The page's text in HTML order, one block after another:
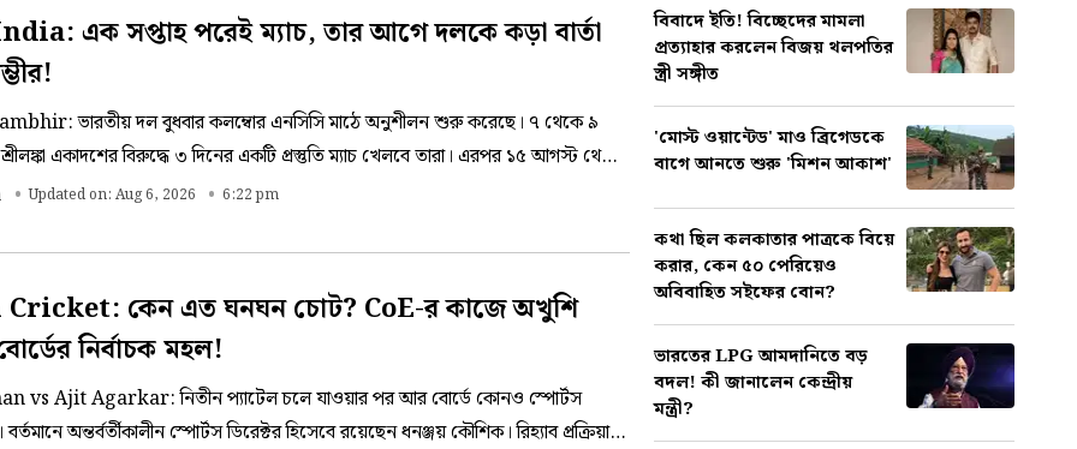
এক সপ্তাহ পরেই ম্যাচ, তার আগে দলকে কড়া বার্তা
ভারতীয় দল বুধবার কলম্বোর এনসিসি মাঠে অনুশীলন শুরু করেছে। ৭ থেকে ৯
একাদশের বিরুদ্ধে ৩ দিনের একটি প্রস্তুতি ম্যাচ খেলবে তারা। এরপর ১৫ আগস্ট থেকে
দ্বিতীয় টেস্টটি শুরু হবে ২৩ আগস্ট, যা চলবে ২৭ আগস্ট পর্যন্ত কলম্বোতে।
Updated on: Aug 6, 2026 6:22 pm
কেন এত ঘনঘন চোট? CoE-র কাজে অখুশি
নির্বাচক মহল!
vs Ajit Agarkar: নিতীন প্যাটেল চলে যাওয়ার পর আর বোর্ডে কোনও স্পোর্টস
অন্তর্বর্তীকালীন স্পোর্টস ডিরেক্টর হিসেবে রয়েছেন ধনঞ্জয় কৌশিক। রিহ্যাব প্রক্রিয়ার
বিবাদে ইতি! বিচ্ছেদের মামলা
প্রত্যাহার করলেন বিজয় থলপতির
স্ত্রী সঙ্গীত
'মোস্ট ওয়ান্টেড' মাও ব্রিগেডকে
বাগে আনতে শুরু 'মিশন আকাশ'
কথা ছিল কলকাতার পাত্রকে বিয়ে
করার, কেন ৫০ পেরিয়েও
অবিবাহিত সইফের বোন?
ভারতের LPG আমদানিতে বড়
বদল! কী জানালেন কেন্দ্রীয়
মন্ত্রী?